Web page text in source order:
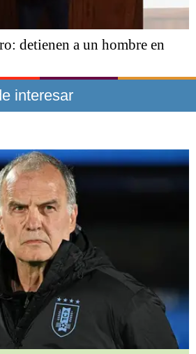
detienen a un hombre en
interesar